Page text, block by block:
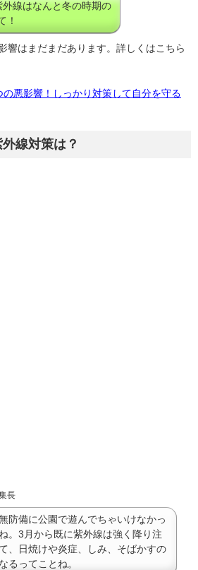
線はなんと冬の時期の
！
響はまだまだあります。詳しくはこちら
悪影響！しっかり対策して自分を守る
線対策は？
長
防備に公園で遊んでちゃいけなかっ
。3月から既に紫外線は強く降り注
、日焼けや炎症、しみ、そばかすの
るってことね。